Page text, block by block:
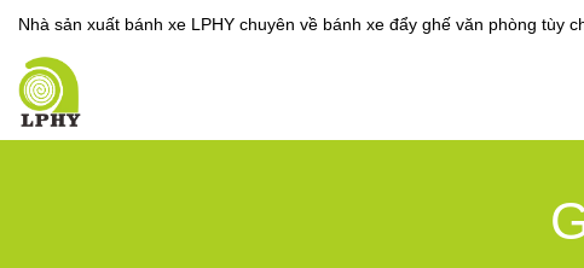
Nhà sản xuất bánh xe LPHY chuyên về bánh xe đẩy ghế văn phòng tùy